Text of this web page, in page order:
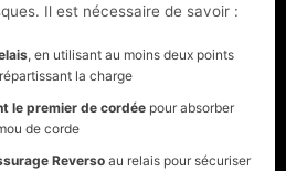
Il est nécessaire de savoir :
, en utilisant au moins deux points
la charge
le premier de cordée pour absorber
de corde
Reverso au relais pour sécuriser